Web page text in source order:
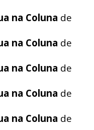
na Coluna de
na Coluna de
na Coluna de
na Coluna de
na Coluna de